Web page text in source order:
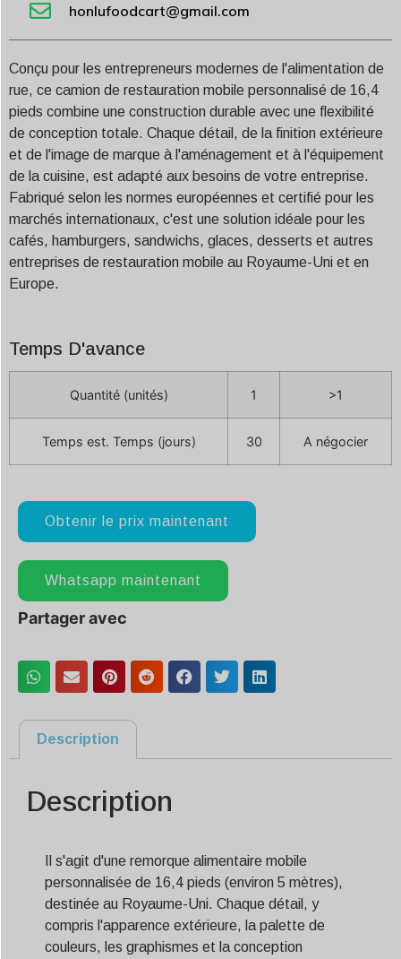
honlufoodcart@gmail.com
Conçu pour les entrepreneurs modernes de l'alimentation de
rue, ce camion de restauration mobile personnalisé de 16,4
pieds combine une construction durable avec une flexibilité
de conception totale. Chaque détail, de la finition extérieure
et de l'image de marque à l'aménagement et à l'équipement
de la cuisine, est adapté aux besoins de votre entreprise.
Fabriqué selon les normes européennes et certifié pour les
marchés internationaux, c'est une solution idéale pour les
cafés, hamburgers, sandwichs, glaces, desserts et autres
entreprises de restauration mobile au Royaume-Uni et en
Europe.
Temps D'avance
Quantité (unités) 1 >1
Temps est. Temps (jours) 30 A négocier
Obtenir le prix maintenant
Whatsapp maintenant
Partager avec
Description
Description
Il s'agit d'une remorque alimentaire mobile
personnalisée de 16,4 pieds (environ 5 mètres),
destinée au Royaume-Uni. Chaque détail, y
compris l'apparence extérieure, la palette de
couleurs, les graphismes et la conception